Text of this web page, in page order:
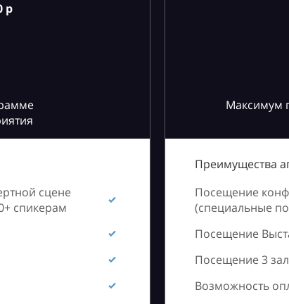
р
сцене
спикерам
Максимум
Преимущества
Посещение
(специальные
Посещение
Посещение 3
Возможность